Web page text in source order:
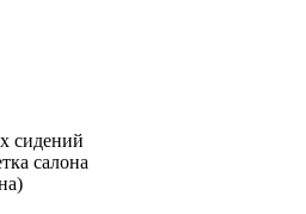
сидений
салона